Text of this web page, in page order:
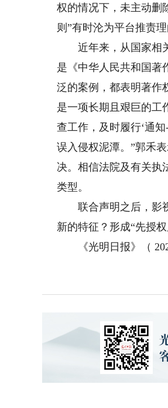
权的情况下，未主动删
则”有时沦为平台推责
近年来，从国家相关
是《中华人民共和国著
泛的案例，都表明著作
是一项长期且艰巨的工
查工作，及时履行‘通
误入侵权泥潭。”郭禾
决。相信法院及有关执
类型。
联合声明之后，影视
新的特征？形成“先授
《光明日报》（